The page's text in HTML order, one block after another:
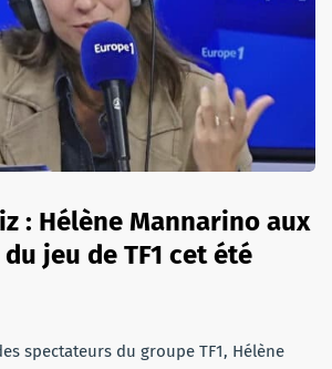
: Hélène Mannarino aux
jeu de TF1 cet été
spectateurs du groupe TF1, Hélène